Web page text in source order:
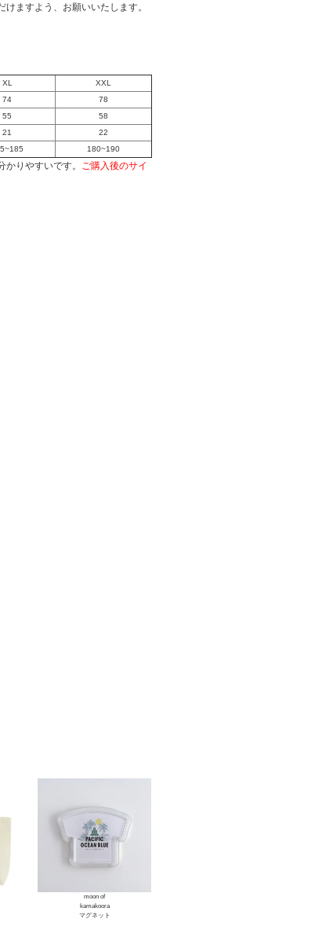
ますよう、お願いいたします。
XL
XXL
74
78
55
58
21
22
180~190
りやすいです。 ご購入後のサイ
moon of
kamakoora
マグネット